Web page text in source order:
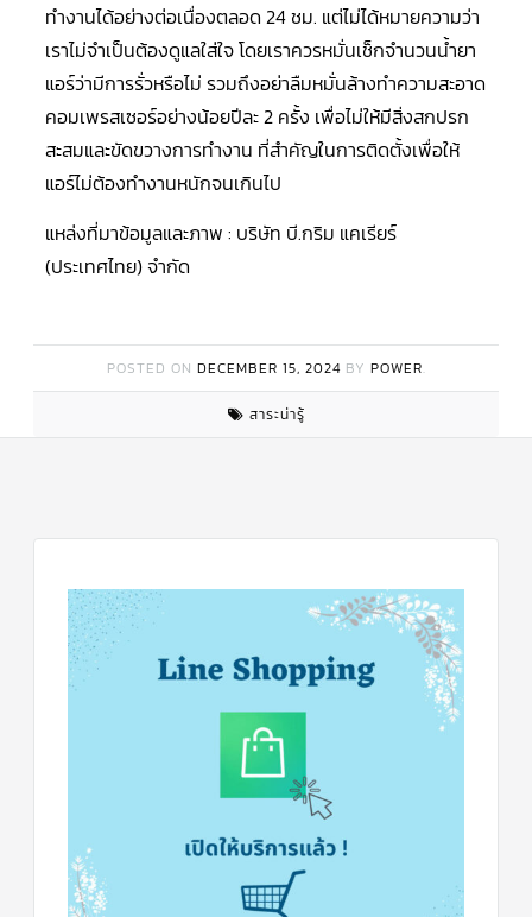
KRUGER
แอร์
ชุด
คอนโทรล
รีโมท
และ
ไร้
สาย
รู
อร์
โม
สตัท
ทำงานได้อย่างต่อเนื่องตลอด 24 ชม. แต่ไม่ได้หมายความว่า
เราไม่จำเป็นต้องดูแลใส่ใจ โดยเราควรหมั่นเช็กจำนวนน้ำยา
แอร์ว่ามีการรั่วหรือไม่ รวมถึงอย่าลืมหมั่นล้างทำความสะอาด
คอมเพรสเซอร์อย่างน้อยปีละ 2 ครั้ง เพื่อไม่ให้มีสิ่งสกปรก
สะสมและขัดขวางการทำงาน ที่สำคัญในการติดตั้งเพื่อให้
แอร์ไม่ต้องทำงานหนักจนเกินไป
แหล่งที่มาข้อมูลและภาพ : บริษัท บี.กริม แคเรียร์
(ประเทศไทย) จำกัด
POSTED ON DECEMBER 15, 2024BY POWER.
สาระน่ารู้